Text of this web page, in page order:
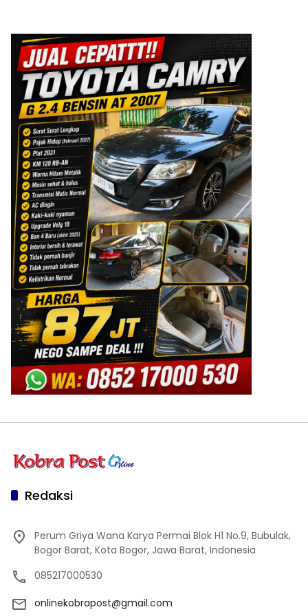
Redaksi
Perum Griya Wana Karya Permai Blok H1 No.9, Bubulak,
Bogor Barat, Kota Bogor, Jawa Barat, Indonesia
085217000530
onlinekobrapost@gmail.com